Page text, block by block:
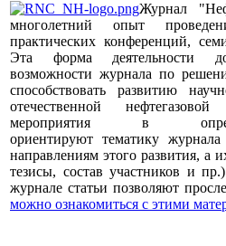
Журнал
многолетний опыт
практических конференций,
Эта форма деятельности
возможности журнала по
способствовать развитию
отечественной
мероприятия в
ориентируют тематику
направлениям этого развития, а
тезисы, состав участников и
журнале статьи позволяют
можно ознакомиться с этими